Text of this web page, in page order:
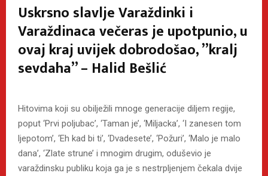
Uskrsno slavlje Varaždinki i
Varaždinaca večeras je upotpunio, u
ovaj kraj uvijek dobrodošao, ”kralj
sevdaha” – Halid Bešlić
Hitovima koji su obilježili mnoge generacije diljem regije,
poput ‘Prvi poljubac’, ‘Taman je’, ‘Miljacka’, ‘I zanesen tom
ljepotom’, ‘Eh kad bi ti’, ‘Dvadesete’, ‘Požuri’, ‘Malo je malo
dana’, ‘Zlate strune’ i mnogim drugim, oduševio je
varaždinsku publiku koja ga je s nestrpljenjem čekala dvije